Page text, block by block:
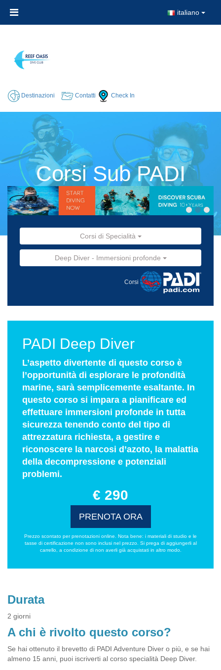
italiano
Destinazioni Contatti Check In
Corsi Sub PADI
Corsi di Specialità
Deep Diver - Immersioni profonde
Corsi
PADI Deep Diver
L’aspetto divertente di questo corso è
l’opportunità di esplorare le profondità
marine, sarà semplicemente esaltante. In
questo corso si impara a pianificare ed
effettuare immersioni profonde in tutta
sicurezza tenendo conto del tipo di
attrezzatura richiesta, a gestire e
riconoscere la narcosi d’azoto, la malattia
della decompressione e potenziali
problemi.
€ 290
PRENOTA ORA
Prezzo scontato per prenotazioni online. Nota bene: i materiali di studio e le
tasse di certificazione non sono inclusi nel prezzo. Si prega di aggiungerli al
carrello, a condizione di non averli già acquistati in altro modo.
Durata
2 giorni
A chi è rivolto questo corso?
Se hai ottenuto il brevetto di PADI Adventure Diver o più, e se hai
almeno 15 anni, puoi iscriverti al corso specialità Deep Diver.